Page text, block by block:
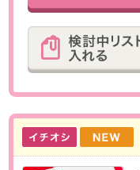
残業 ありません
日数 月7～10日（
※月初4営業
曜日・時間
月中以降は
勤務期間 2026/10/01
※開始日は